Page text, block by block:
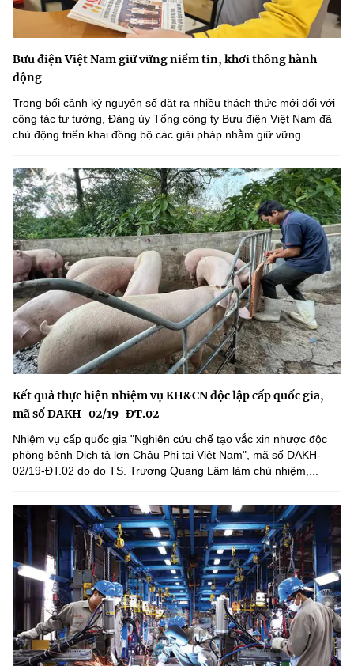
Bưu điện Việt Nam giữ vững niềm tin, khơi thông hành
động
Trong bối cảnh kỷ nguyên số đặt ra nhiều thách thức mới đối với
công tác tư tưởng, Đảng ủy Tổng công ty Bưu điện Việt Nam đã
chủ động triển khai đồng bộ các giải pháp nhằm giữ vững...
Kết quả thực hiện nhiệm vụ KH&CN độc lập cấp quốc gia,
mã số DAKH-02/19-ĐT.02
Nhiệm vụ cấp quốc gia "Nghiên cứu chế tạo vắc xin nhược độc
phòng bệnh Dịch tả lợn Châu Phi tại Việt Nam", mã số DAKH-
02/19-ĐT.02 do do TS. Trương Quang Lâm làm chủ nhiệm,...